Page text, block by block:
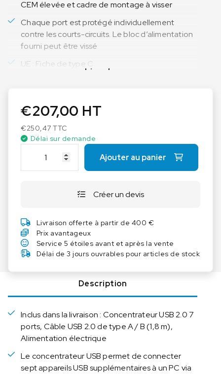
CEM élevée et cadre de montage à visser
Chaque port est protégé individuellement
contre les courts-circuits. Le bloc d’alimentation
fourni peut être vissé
UE : Fiche de type C
Lire plus
€207,00 HT
€250,47 TTC
Délai sur demande
a
t
é
d
e
K
U
B
H
u
b
Ajouter au panier
Créer un devis
Livraison offerte à partir de 400 €
Prix avantageux
Service 5 étoiles avant et après la vente
Délai de 3 jours ouvrables pour articles de stock
Description
Inclus dans la livraison : Concentrateur USB 2.0 7
ports, Câble USB 2.0 de type A / B (1,8 m),
Alimentation électrique
Le concentrateur USB permet de connecter
sept appareils USB supplémentaires à un PC via